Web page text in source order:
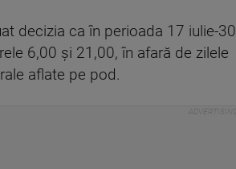
decizia ca în perioada 17 iulie-30
6,00 şi 21,00, în afară de zilele
aflate pe pod.